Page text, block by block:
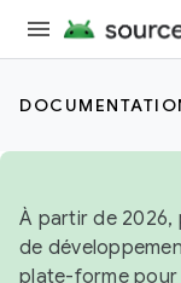
À partir de 2026,
de
plate-forme pour